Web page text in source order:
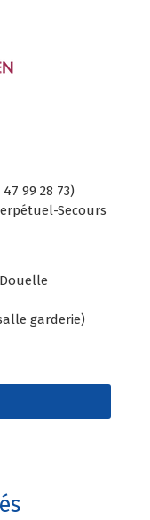
99 28 73)
Secours
garderie)